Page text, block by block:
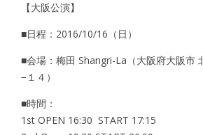
【大阪公演】
■日程：2016/10/16（日）
■会場：梅田 Shangri-La（大阪府大阪市
−１４）
■時間：
1st OPEN 16:30 START 17:15